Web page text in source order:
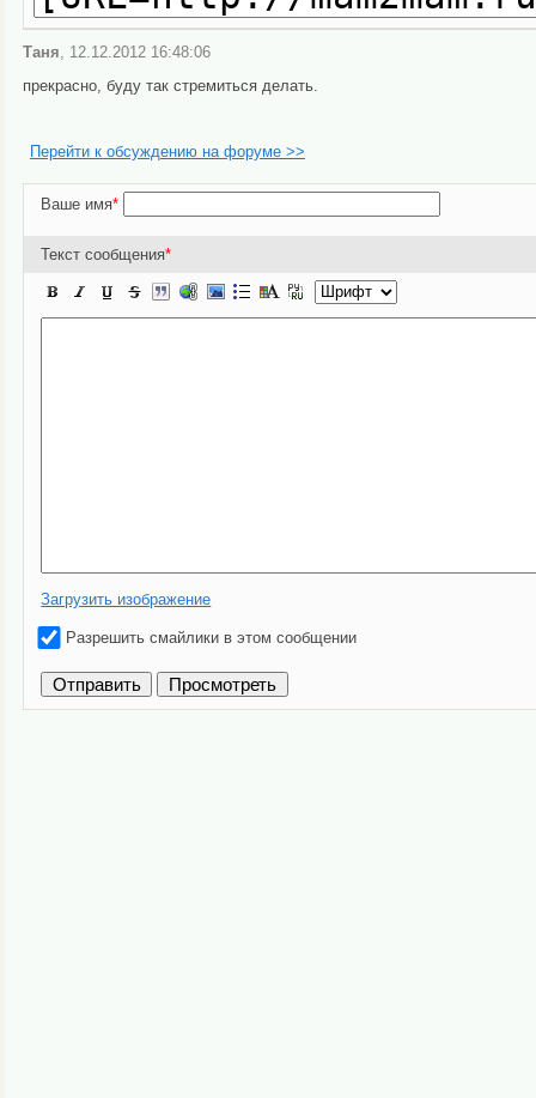
Таня, 12.12.2012 16:48:06
прекрасно, буду так стремиться делать.
Перейти к обсуждению на форуме >>
Ваше имя*
Текст сообщения*
Загрузить изображение
Разрешить смайлики в этом сообщении